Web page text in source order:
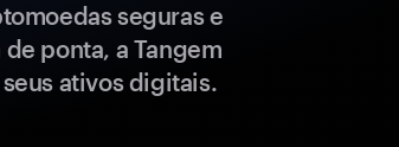
seguras e
ponta, a Tangem
ativos digitais.